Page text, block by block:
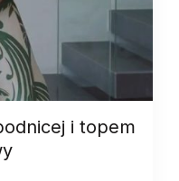
i topem